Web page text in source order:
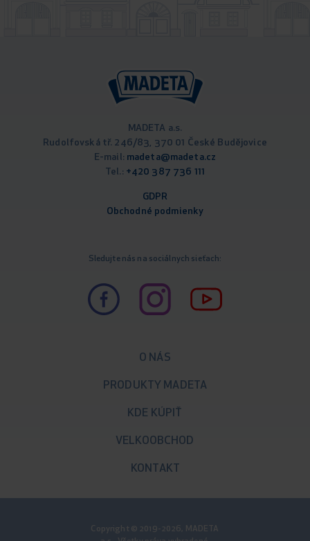
MADETA a.s.
Rudolfovská tř. 246/83, 370 01 České Budějovice
E-mail: madeta@madeta.cz
Tel.: +420 387 736 111
GDPR
Obchodné podmienky
Sledujte nás na sociálnych sieťach:
O NÁS
PRODUKTY MADETA
KDE KÚPIŤ
VELKOOBCHOD
KONTAKT
Copyright © 2019-2026, MADETA